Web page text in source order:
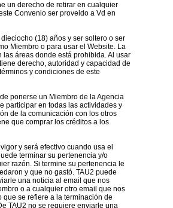
un derecho de retirar en cualquier
Convenio ser proveido a Vd en
(18) años y ser soltero o ser
Miembro o para usar el Website. La
áreas donde está prohibida. Al usar
derecho, autoridad y capacidad de
y condiciones de este
ponerse un Miembro de la Agencia
participar en todas las actividades y
de la comunicación con los otros
que comprar los créditos a los
y será efectivo cuando usa el
terminar su pertenencia y/o
razón. Si termine su pertenencia le
y que no gastó. TAU2 puede
una noticia al email que nos
o a cualquier otro email que nos
se refiere a la terminación de
TAU2 no se requiere enviarle una